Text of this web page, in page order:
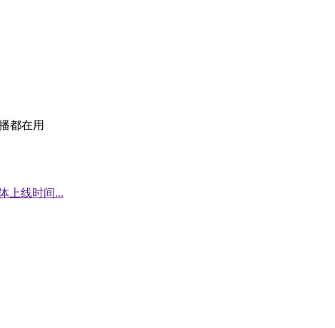
都在用
上线时间...